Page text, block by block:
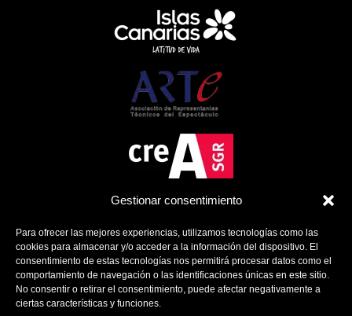
Gestionar consentimiento
Para ofrecer las mejores experiencias, utilizamos tecnologías como las
cookies para almacenar y/o acceder a la información del dispositivo. El
consentimiento de estas tecnologías nos permitirá procesar datos como el
comportamiento de navegación o las identificaciones únicas en este sitio.
No consentir o retirar el consentimiento, puede afectar negativamente a
ciertas características y funciones.Política de Cookies